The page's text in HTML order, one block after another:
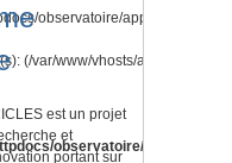
observatoire/application/
(/var/www/vhosts/anr-
observatoire/application/
est un projet
et
portant sur